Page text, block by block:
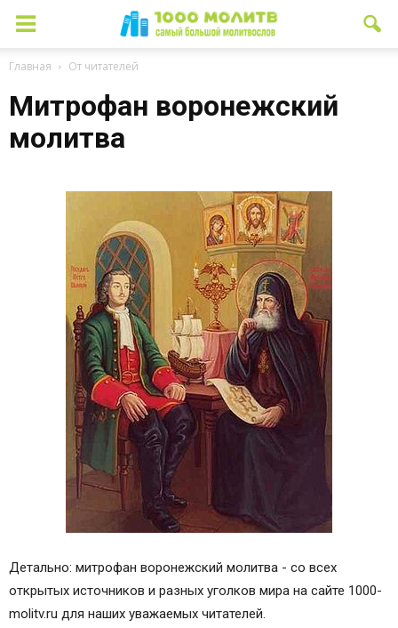
Главная От читателей
Митрофан воронежский
молитва
Детально: митрофан воронежский молитва - со всех
открытых источников и разных уголков мира на сайте 1000-
molitv.ru для наших уважаемых читателей.